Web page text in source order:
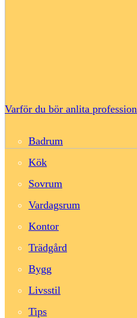
Varför du bör anlita
Badrum
Kök
Sovrum
Vardagsrum
Kontor
Trädgård
Bygg
Livsstil
Tips